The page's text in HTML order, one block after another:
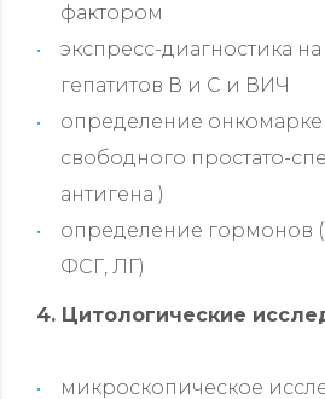
фактором
экспресс-диагностика на
гепатитов В и С и ВИЧ
определение
свободного простато-
антигена )
определение гормонов (
ФСГ, ЛГ)
4. Цитологические
микроскопическое